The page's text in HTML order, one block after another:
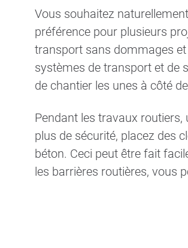
Vous souhaitez
préférence pour plusieurs
transport sans dommages et
systèmes de transport et de
de chantier les unes à côté
Pendant les travaux routiers,
plus de sécurité, placez des
béton. Ceci peut être fait
les barrières routières, vous